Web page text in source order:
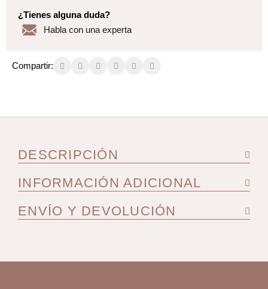
¿Tienes alguna duda?
Habla con una experta
Compartir:
DESCRIPCIÓN
INFORMACIÓN ADICIONAL
ENVÍO Y DEVOLUCIÓN